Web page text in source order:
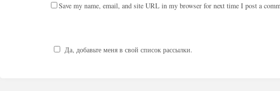
Save my name, email, and site URL in my browser for next time I post a
Да, добавьте меня в свой список рассылки.